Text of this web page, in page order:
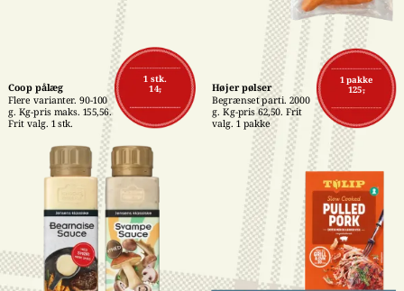
1 stk.
14,-
Coop pålæg
Flere varianter. 90-100
g. Kg-pris maks. 155,56.
Frit valg. 1 stk.
1 pakke
125,-
Højer pølser
Begrænset parti. 2000
g. Kg-pris 62,50. Frit
valg. 1 pakke